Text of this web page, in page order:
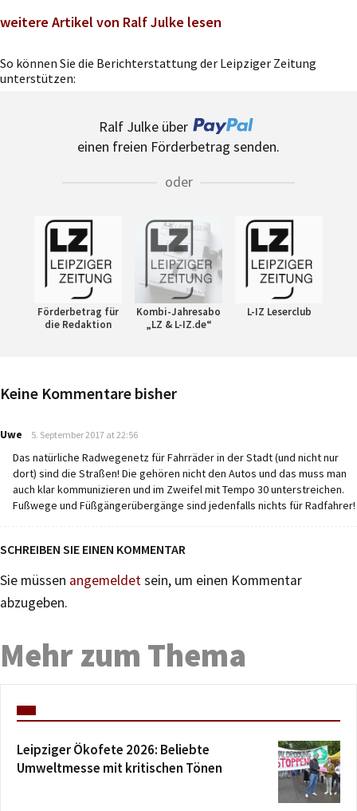
weitere Artikel von Ralf Julke lesen
So können Sie die Berichterstattung der Leipziger Zeitung
unterstützen:
Ralf Julke über
einen freien Förderbetrag senden.
oder
Förderbetrag für
die Redaktion
Kombi-Jahresabo
„LZ & L-IZ.de“
L-IZ Leserclub
Keine Kommentare bisher
Uwe says:
5. September 2017 at 22:56
Das natürliche Radwegenetz für Fahrräder in der Stadt (und nicht nur
dort) sind die Straßen! Die gehören nicht den Autos und das muss man
auch klar kommunizieren und im Zweifel mit Tempo 30 unterstreichen.
Fußwege und Füßgängerübergänge sind jedenfalls nichts für Radfahrer!
SCHREIBEN SIE EINEN KOMMENTAR
Sie müssen angemeldetsein, um einen Kommentar
abzugeben.
Mehr zum Thema
Leipziger Ökofete 2026: Beliebte
Umweltmesse mit kritischen Tönen